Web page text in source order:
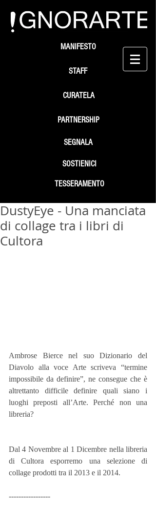
STAFF
SEGNALA
SOSTIENICI
MANIFESTO
PARTNERSHIP
TESSERAMENTO
CURATELA
DustyEye - Una manciata
di collage tra i libri di
Cultora
Ambrose Bierce nel suo Dizionario del
Diavolo alla voce Arte scriveva “termine
impossibile da definire”, ne consegue che è
altrettanto difficile definire quali siano i
luoghi preposti all’Arte. Perché non una
libreria?
Dal 4 Novembre al 1 Dicembre nella libreria
di Cultora esporremo una selezione di
collage prodotti tra il 2013 e il 2014.
-----------------